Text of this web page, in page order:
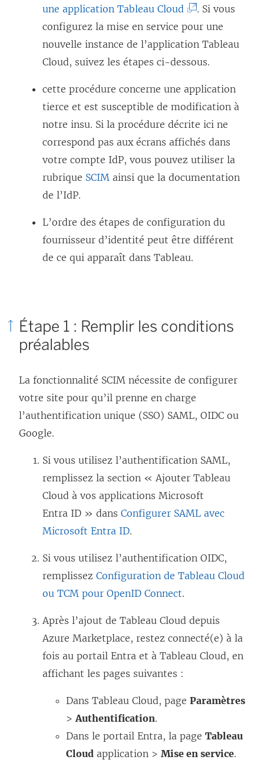
’
o
u
v
e
d
a
n
s
u
e
n
o
l
f
e
n
r
e
)
une application Tableau Cloud
L
e
l
e
n
s
’
o
u
r
e
d
u
n
o
u
l
l
e
f
n
ê
e
)
. Si vous
configurez la mise en service pour une
nouvelle instance de l’application Tableau
Cloud, suivez les étapes ci-dessous.
cette procédure concerne une application
tierce et est susceptible de modification à
notre insu. Si la procédure décrite ici ne
correspond pas aux écrans affichés dans
votre compte IdP, vous pouvez utiliser la
rubrique SCIM ainsi que la documentation
de l’IdP.
L’ordre des étapes de configuration du
fournisseur d’identité peut être différent
de ce qui apparaît dans Tableau.
Étape 1 : Remplir les conditions
préalables
La fonctionnalité SCIM nécessite de configurer
votre site pour qu’il prenne en charge
l’authentification unique (SSO) SAML, OIDC ou
Google.
Si vous utilisez l’authentification SAML,
remplissez la section « Ajouter Tableau
Cloud à vos applications Microsoft
Entra ID » dans Configurer SAML avec
Microsoft Entra ID.
Si vous utilisez l’authentification OIDC,
remplissez Configuration de Tableau Cloud
ou TCM pour OpenID Connect.
Après l’ajout de Tableau Cloud depuis
Azure Marketplace, restez connecté(e) à la
fois au portail Entra et à Tableau Cloud, en
affichant les pages suivantes :
Dans Tableau Cloud, page Paramètres
> Authentification.
Dans le portail Entra, la page Tableau
Cloud application > Mise en service.